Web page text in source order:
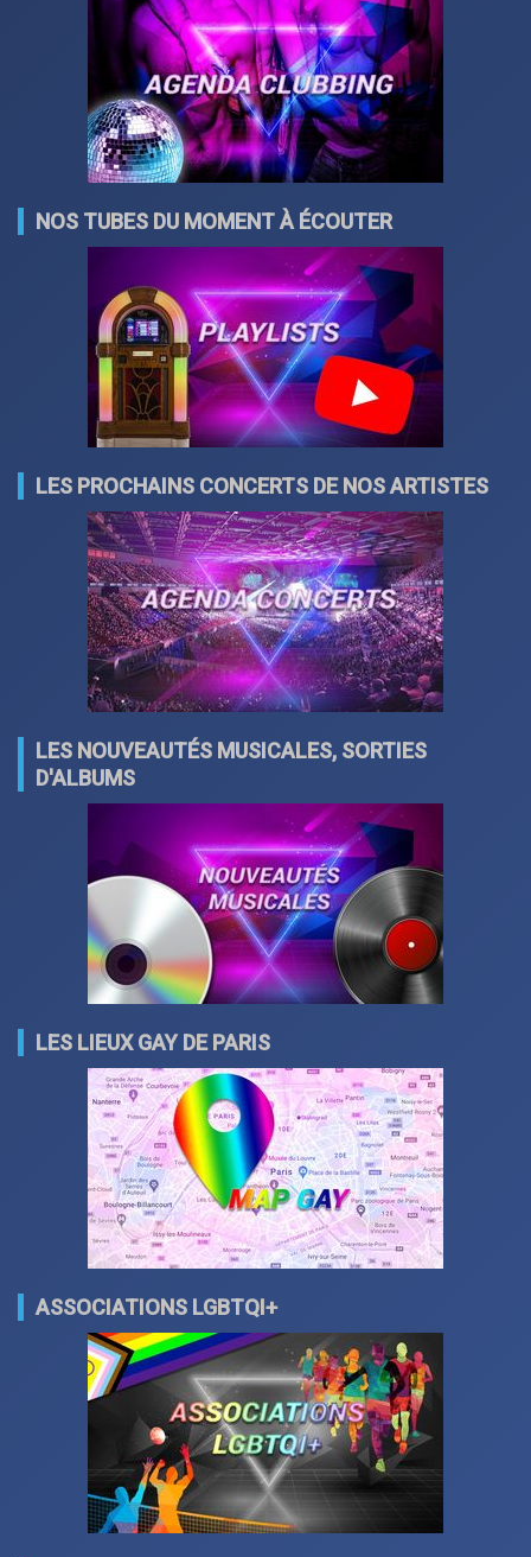
NOS TUBES DU MOMENT À ÉCOUTER
LES PROCHAINS CONCERTS DE NOS ARTISTES
LES NOUVEAUTÉS MUSICALES, SORTIES
D'ALBUMS
LES LIEUX GAY DE PARIS
ASSOCIATIONS LGBTQI+